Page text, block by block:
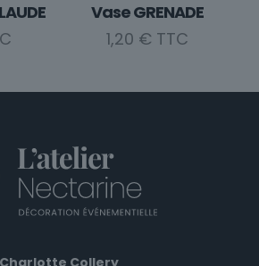
Vase GRENADE
1,20 €
Charlotte Collery